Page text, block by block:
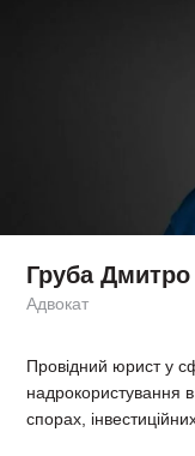
Груба Дмитро
Адвокат
Провідний юрист у
надрокористування
спорах,